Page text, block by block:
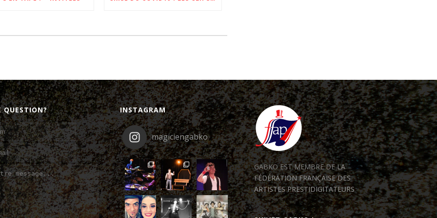
QUESTION? INSTAGRAM
magiciengabko
GABKO EST MEMBRE DELA
FÉDÉRATION FRANÇAISE DES
ARTISTES PRESTIDIGITATEURS